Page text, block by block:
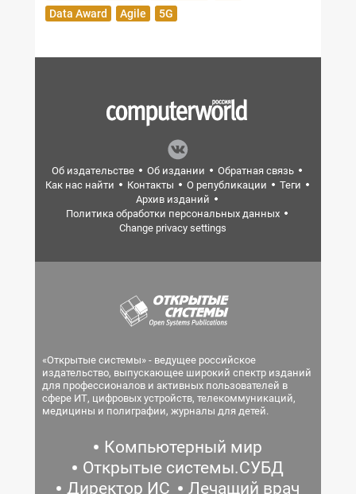
Data Award
Agile 5G
Об издательстве Об издании
Обратная связь
Как нас найти
Контакты О републикации
Теги
Архив изданий
Политика обработки персональных данных
Change privacy settings
«Открытые системы» - ведущее российское
издательство, выпускающее широкий спектр изданий
для профессионалов и активных пользователей в
сфере ИТ, цифровых устройств, телекоммуникаций,
медицины и полиграфии, журналы для детей.
Компьютерный мир
Открытые системы.СУБД
Директор ИС
Лечащий врач